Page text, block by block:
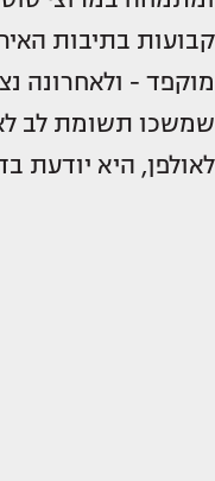
קבועות בתיבות
מוקפד - ולאחרונה
שמשכו תשומת לב
לאולפן, היא יודעת